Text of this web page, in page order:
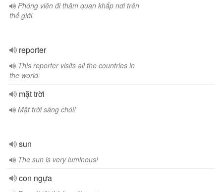
Phóng viên đi thăm quan khắp nơi trên
thế giới.
reporter
This reporter visits all the countries in
the world.
mặt trời
Mặt trời sáng chói!
sun
The sun is very luminous!
con ngựa